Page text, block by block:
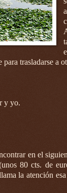
para trasladarse a
y yo.
en el
80 cts. de
la atención